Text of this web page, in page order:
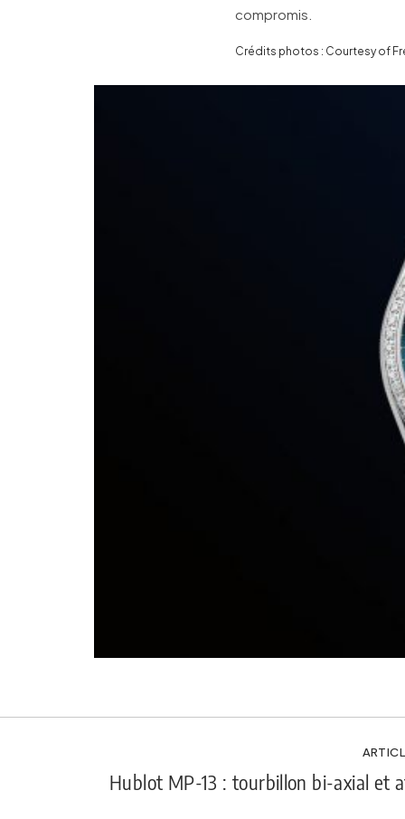
compromis.
Crédits photos : Courtesy of
Hublot MP-13 : tourbillon bi-axial et